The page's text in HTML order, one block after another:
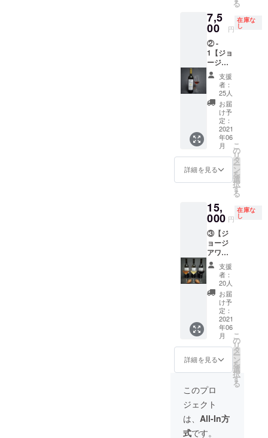
で備考
欄にご
記入下
さい。
また、
不要の
方は備
考欄に
「刻印
なし」
とご記
入下さ
い。 ※
コロナ
の影響
により
リター
可能性
がござ
います
ので、
その際
はメー
ルにて
ご連絡
致しま
す。 ※
リター
ン開始
予定月
より、
Webサ
イトに
てチ
を有効
ます。
※有効期
その際
はメー
ルにて
ご連絡
致しま
す。 ※
リター
ン開始
予定月
より、
Webサ
イトに
てチ
ケット
の使用
を有効
に致し
※有効期
2021年
6月〜
2022年
6月
ラ)に参
加する
事は出
来ませ
ん。 ※
航空券
等の御
手配
は、お
客様ご
負担で
お願い
申し上
げま
す。 ※
コロナ
の影響
に変更
が出る
可能性
がござ
います
ので、
その際
はメー
ルにて
ご連絡
致しま
す。
ウェブ
サイト
に1年間
掲載致
しま
す。
【備
考】 ※
未成年
の方は
ご利用
いただ
けませ
ん。 ※
掲載画
像は参
考です
いた後
にメー
ルにて
ヒアリ
ング、
並びに
ワイン
やワイ
ナリー
セレク
トのサ
ポート
をさせ
ていた
だきま
す。 ※
コロナ
リター
に変更
が出る
可能性
購入権
(本来ス
テンレ
スタン
クでし
か醸造
されな
いセミ
ウィー
トワイ
ン"フ
ヴァン
チカ
ラ"をド
ライワ
インに
寧に時
間をか
けてク
ヴェヴ
リの世
話を
し、
ジョー
ジアの
厳しい
検査の
中で認
定され
たク
ヴェヴ
リ製法
による
ラ。) ・
ていた
だきま
した法
る
7,5
00 円
在庫な
し
② -
1【ジョ
ージア
ワイン1
本(アン
バー) +
ピアラ1
つの購
入チ
ケッ
ト】 ・
DaiSuW
ineが
ジョー
ジアで
厳選し
ファミ
リーワ
イナ
リーの
中か
ら、日
本初上
陸のク
ヴェヴ
リワイ
750ml ×
1本(ア
ンバー)
を購入
する事
が出来
をご提
供致し
ます。
・ク
ヴェヴ
リと同
支援
者：
25人
お届
け予
定：
2021
年06
月
詳細を見る
こ
の
リ
タ
ー
ン
を
選
択
す
る
15,
000 円
在庫な
し
③【ジ
ョージ
アワイ
ン3本
セット
の購入
チケッ
ト】※ワ
イン1本
6000円
相当 ・
DaiSuW
ineが
ジョー
ジアで
厳選し
ました
ファミ
リーワ
イナ
リーの
中か
支援
者：
20人
お届
け予
定：
2021
年06
月
詳細を見る
こ
の
リ
タ
ー
ン
を
選
択
す
る
このプロ
ジェクト
は、 All-In方
式です。